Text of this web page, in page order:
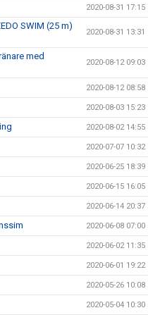
2020-08-31 17:15
SWIM (25 m)
2020-08-31 13:31
med
2020-08-12 09:03
2020-08-12 08:58
2020-08-03 15:23
2020-08-02 14:55
2020-07-07 10:32
2020-06-25 18:39
2020-06-15 16:05
2020-06-14 20:37
2020-06-08 07:00
2020-06-02 11:35
2020-06-01 19:22
2020-05-26 10:08
2020-05-04 10:30